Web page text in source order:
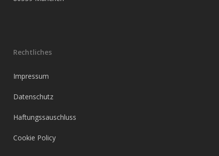
Rechtliches
Impressum
Datenschutz
Haftungssauschluss
Cookie Policy